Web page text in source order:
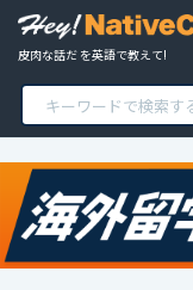
皮肉な話だ を英語で教えて!